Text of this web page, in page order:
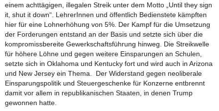
einem achttägigen, illegalen Streik unter dem Motto „Until they sign
it, shut it down“. LehrerInnen und öffentlich Bedienstete kämpften
hier für eine Lohnerhöhung von 5%. Der Kampf für die Umsetzung
der Forderungen entstand an der Basis und setzte sich über die
kompromissbereite Gewerkschaftsführung hinweg. Die Streikwelle
für höhere Löhne und gegen weitere Einsparungen an Schulen,
setzte sich in Oklahoma und Kentucky fort und wird auch in Arizona
und New Jersey ein Thema. Der Widerstand gegen neoliberale
Einsparungspolitik und Steuergeschenke für Konzerne entbrennt
damit vor allem in republikanischen Staaten, in denen Trump
gewonnen hatte.